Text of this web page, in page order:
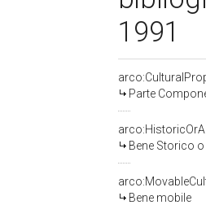
1991
Parte
Bene Storico
Bene mobile